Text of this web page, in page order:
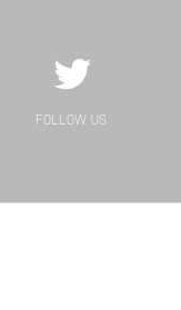
FOLLOW US